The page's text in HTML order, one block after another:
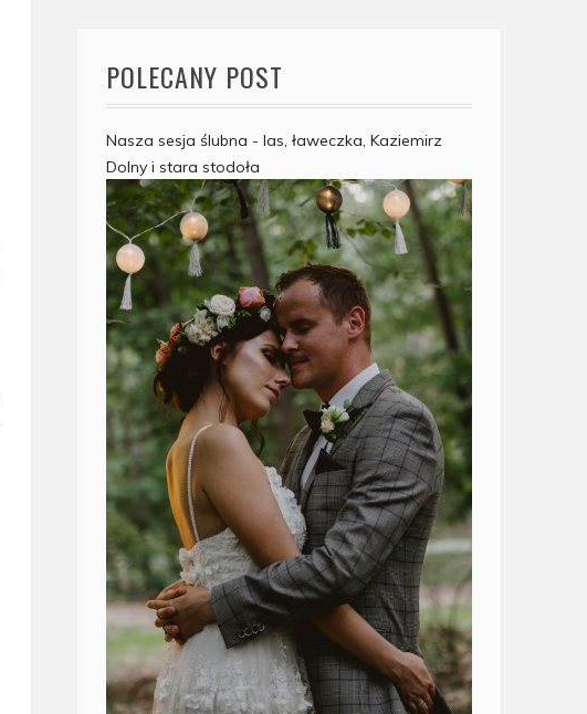
POLECANY POST
Nasza sesja ślubna - las, ławeczka, Kaziemirz
Dolny i stara stodoła